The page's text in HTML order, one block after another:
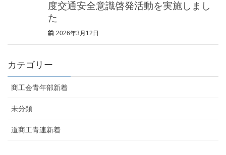
度交通安全意識啓発活動を実施しまし
た
2026年3月12日
カテゴリー
商工会青年部新着
未分類
道商工青連新着